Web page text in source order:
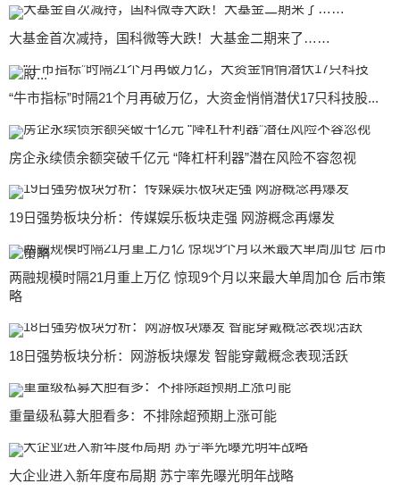
大基金首次减持，国科微等大跌！大基金二期来了……
“牛市指标”时隔21个月再破万亿，大资金悄悄潜伏17只科技股...
房企永续债余额突破千亿元 “降杠杆利器”潜在风险不容忽视
19日强势板块分析：传媒娱乐板块走强 网游概念再爆发
两融规模时隔21月重上万亿 惊现9个月以来最大单周加仓 后市策
略
18日强势板块分析：网游板块爆发 智能穿戴概念表现活跃
重量级私募大胆看多：不排除超预期上涨可能
大企业进入新年度布局期 苏宁率先曝光明年战略